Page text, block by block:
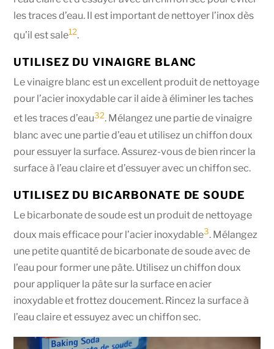
les traces d’eau. Il est important de nettoyer l’inox dès
qu’il est sale12.
UTILISEZ DU VINAIGRE BLANC
Le vinaigre blanc est un excellent produit de nettoyage
pour l’acier inoxydable car il aide à éliminer les taches
et les traces d’eau32. Mélangez une partie de vinaigre
blanc avec une partie d’eau et utilisez un chiffon doux
pour essuyer la surface. Assurez-vous de bien rincer la
surface à l’eau claire et d’essuyer avec un chiffon sec.
UTILISEZ DU BICARBONATE DE SOUDE
Le bicarbonate de soude est un produit de nettoyage
doux mais efficace pour l’acier inoxydable3. Mélangez
une petite quantité de bicarbonate de soude avec de
l’eau pour former une pâte. Utilisez un chiffon doux
pour appliquer la pâte sur la surface en acier
inoxydable et frottez doucement. Rincez la surface à
l’eau claire et essuyez avec un chiffon sec.